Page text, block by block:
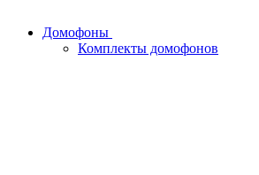
Домофоны
Комплекты домофонов